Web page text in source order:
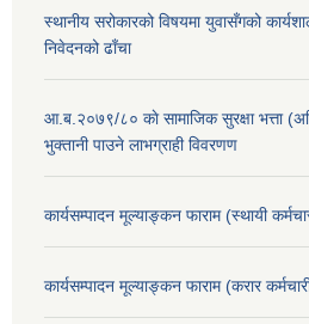
स्थानीय सरोकारको विषयमा युवासँगको
निवेदनको ढाँचा
आ.ब.२०७९/८० काे सामाजिक सुरक्षा भत्ता
भुक्तानी पाउने लाभग्राही विवरणण
कार्यसम्पादन मूल्याङ्कन फाराम (स्थायी
कार्यसम्पादन मूल्याङ्कन फाराम (करार